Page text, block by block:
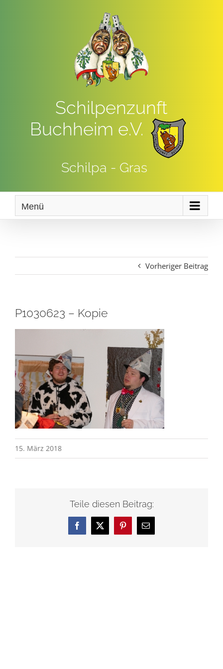
Schilpenzunft
Buchheim e.V.
Schilpa - Gras
Menü
Vorheriger Beitrag
P1030623 – Kopie
15. März 2018
Teile diesen Beitrag:
Facebook
X Pinterest
E-
Mail